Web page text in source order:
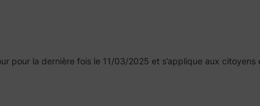
pour la dernière fois le 11/03/2025 et s’applique aux